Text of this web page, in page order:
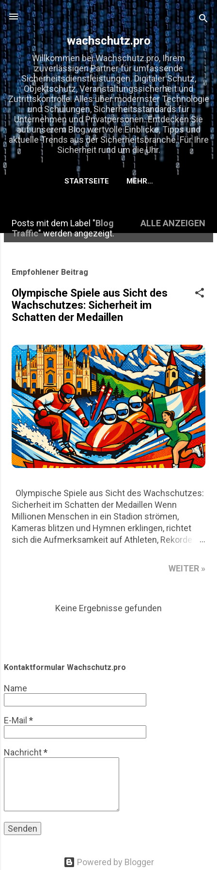
Direkt zum Hauptbereich
wachschutz.pro
Willkommen bei Wachschutz.pro, Ihrem
zuverlässigen Partner für umfassende
Sicherheitsdienstleistungen. Digitaler Schutz,
Objektschutz, Veranstaltungssicherheit und
Zutrittskontrolle. Alles über modernster Technologie
und Schulungen, Sicherheitsstandards für
Unternehmen und Privatpersonen. Entdecken Sie
auf unserem Blog wertvolle Einblicke, Tipps und
aktuelle Trends aus der Sicherheitsbranche. Für Ihre
Sicherheit rund um die Uhr.
STARTSEITE MEHR…
P
Posts mit dem Label "Blog
Traffic" werden angezeigt.
ALLE ANZEIGEN
Empfohlener Beitrag
Olympische Spiele aus Sicht des
Wachschutzes: Sicherheit im
Schatten der Medaillen
Olympische Spiele aus Sicht des Wachschutzes:
Sicherheit im Schatten der Medaillen Wenn
Millionen Menschen in ein Stadion strömen,
Kameras blitzen und Hymnen erklingen, richtet
sich die Aufmerksamkeit auf Athleten, Rekorde
beginnt die eigentliche Arbeit jedoch lange vor
dem ersten Startschuss. Die Olympischen Spiele
Großereignis, sondern auch ein logistisches
Herausforderungen und wirtschaftliche Aspekte.
Realität einer Branche, die meist im Hintergrund
Spiele aus Sicht des Wachschutzes
Großveranstaltungen waren schon immer
sicherheitsrelevant. Bereits b...
WEITER »
Keine Ergebnisse gefunden
Kontaktformular Wachschutz.pro
Name
E-Mail *
Nachricht*
Powered by Blogger